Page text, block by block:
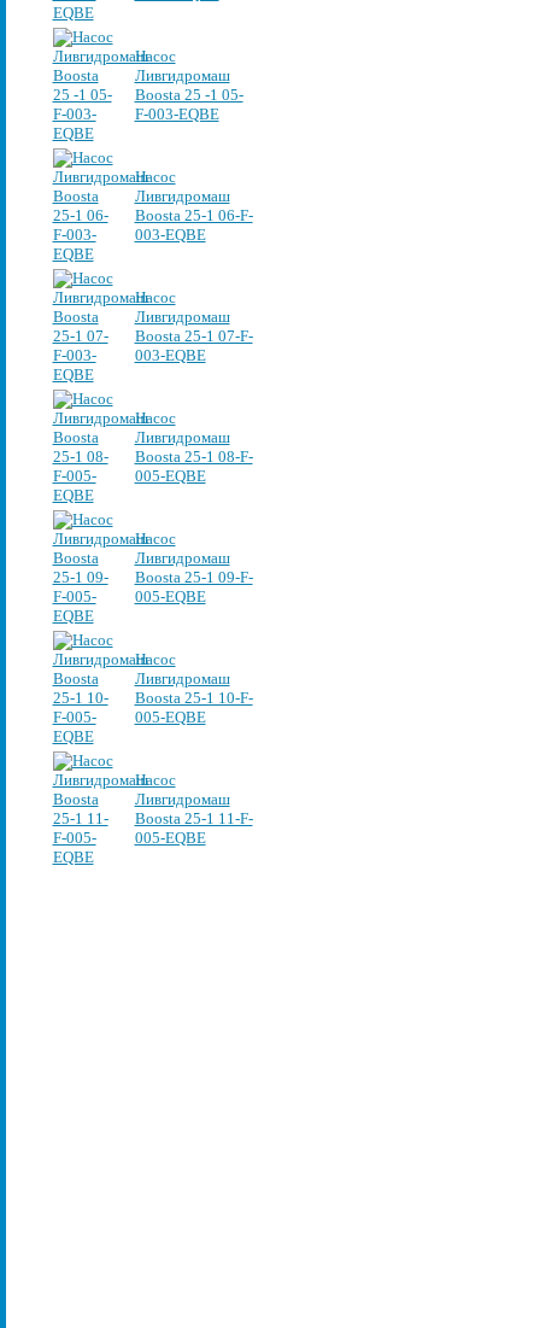
Насос
Ливгидромаш
Boosta 25 -1 05-
F-003-EQBE
Насос
Ливгидромаш
Boosta 25-1 06-F-
003-EQBE
Насос
Ливгидромаш
Boosta 25-1 07-F-
003-EQBE
Насос
Ливгидромаш
Boosta 25-1 08-F-
005-EQBE
Насос
Ливгидромаш
Boosta 25-1 09-F-
005-EQBE
Насос
Ливгидромаш
Boosta 25-1 10-F-
005-EQBE
Насос
Ливгидромаш
Boosta 25-1 11-F-
005-EQBE